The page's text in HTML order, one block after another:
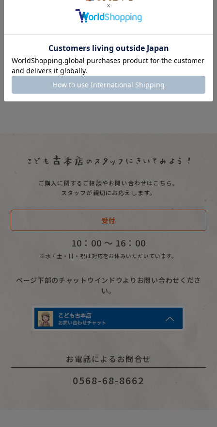
カートに入れる
円
税込 :1,155
定価:1,496円
カートに入れる
ご購入に関するご相談やお問い合わせはこちら。
スタッフが親切にお応えします。
受付
10：00 〜 16：00
※水・土・日・祝は対応をお休みいただいています。
ページ下部のチャットウインドウよりお問い合わせくださ
い。
お電話によるお問合せ
0568-68-8662